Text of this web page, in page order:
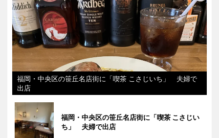
福岡・中央区の笹丘名店街に「喫茶 こさじいち」 夫婦で
出店
福岡・中央区の笹丘名店街に「喫茶 こさじい
ち」 夫婦で出店